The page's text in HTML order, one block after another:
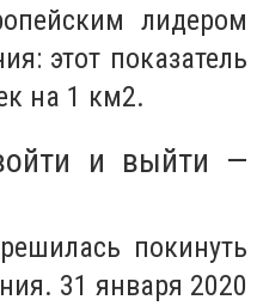
лидером
этот показатель
на 1 км2.
и выйти —
покинуть
31 января 2020